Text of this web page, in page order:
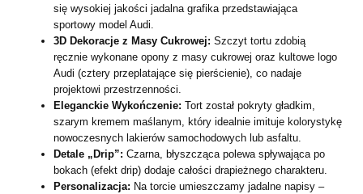
się wysokiej jakości jadalna grafika przedstawiająca
sportowy model Audi.
3D Dekoracje z Masy Cukrowej: Szczyt tortu zdobią
ręcznie wykonane opony z masy cukrowej oraz kultowe logo
Audi (cztery przeplatające się pierścienie), co nadaje
projektowi przestrzenności.
Eleganckie Wykończenie: Tort został pokryty gładkim,
szarym kremem maślanym, który idealnie imituje kolorystykę
nowoczesnych lakierów samochodowych lub asfaltu.
Detale „Drip”: Czarna, błyszcząca polewa spływająca po
bokach (efekt drip) dodaje całości drapieżnego charakteru.
Personalizacja: Na torcie umieszczamy jadalne napisy –